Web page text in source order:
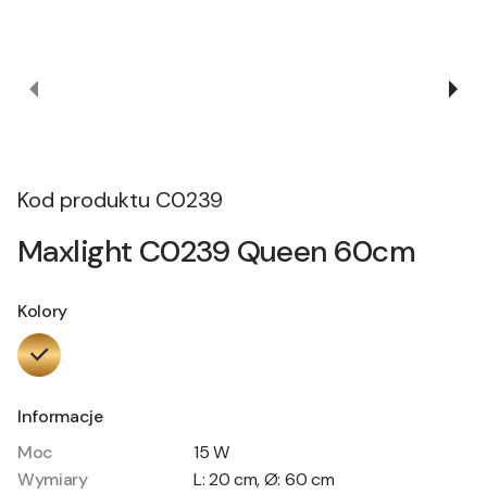
Kod produktu C0239
Maxlight C0239 Queen 60cm
Kolory
Informacje
Moc
15 W
Wymiary
L: 20 cm, Ø: 60 cm